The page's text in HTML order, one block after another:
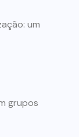
um
grupos